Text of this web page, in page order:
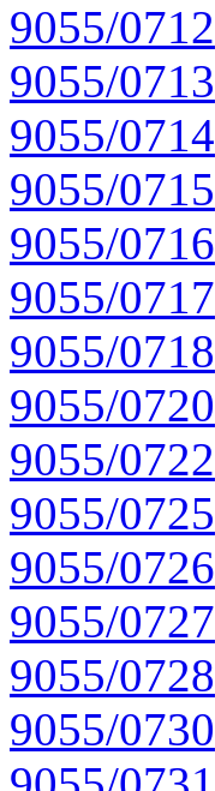
9055/0712
9055/0713
9055/0714
9055/0715
9055/0716
9055/0717
9055/0718
9055/0720
9055/0722
9055/0725
9055/0726
9055/0727
9055/0728
9055/0730